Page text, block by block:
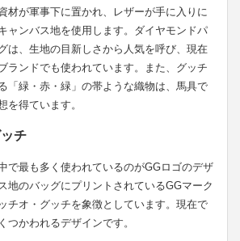
材が軍事下に置かれ、レザーが手に入りに
ャンバス地を使用します。ダイヤモンドパ
は、生地の目新しさから人気を呼び、現在
ランドでも使われています。また、グッチ
「緑・赤・緑」の帯ような織物は、馬具で
を得ています。
チ
で最も多く使われているのがGGロゴのデザ
地のバッグにプリントされているGGマーク
チオ・グッチを象徴としています。現在で
つかわれるデザインです。